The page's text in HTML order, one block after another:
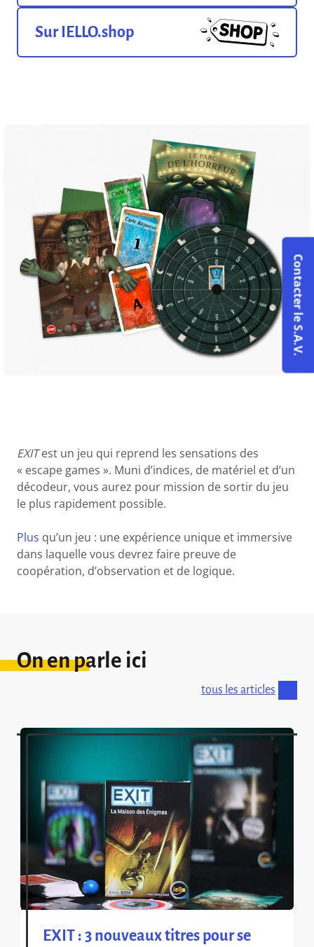
Sur IELLO.shop
EXITest un jeu qui reprend les sensations des
« escape games ». Muni d’indices, de matériel et d’un
décodeur, vous aurez pour mission de sortir du jeu
le plus rapidement possible.
Plus qu’un jeu : une expérience unique et immersive
dans laquelle vous devrez faire preuve de
coopération, d’observation et de logique.
On en parle ici
tous les articles
EXIT : 3 nouveaux titres pour se
Contacter le S.A.V.